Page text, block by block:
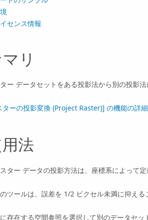
センス情報
リ
ー データセットをある投影法から別の投影法
ターの投影変換 (Project Raster)] の機能の詳細
法
ター データの投影方法は、座標系によって定
ツールは、誤差を 1/2 ピクセル未満に抑える
存在する空間参照を選択して別のデータセッ